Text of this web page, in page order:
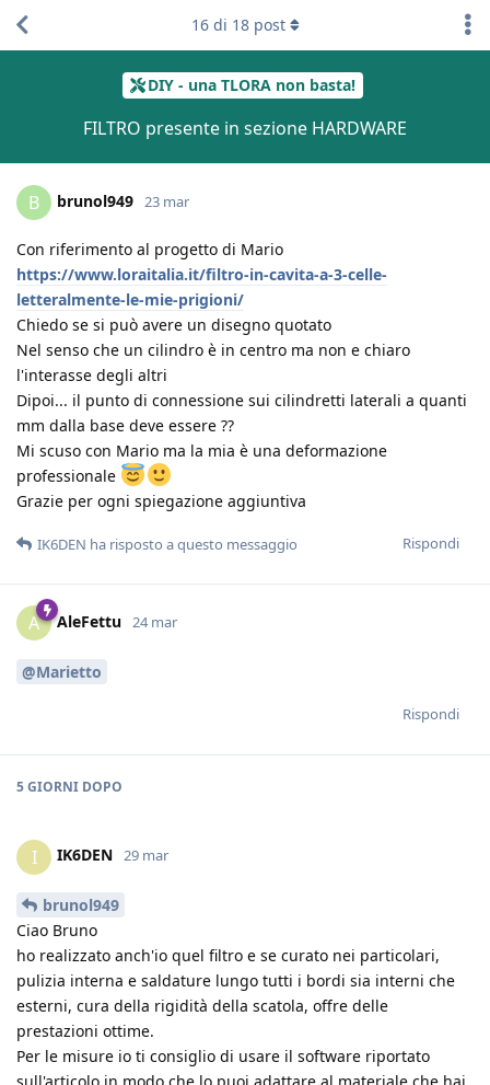
DIY - una TLORA non basta!
FILTRO presente in sezione HARDWARE
16di 18post
B brunol949 23 mar
Con riferimento al progetto di Mario
https://www.loraitalia.it/filtro-in-cavita-a-3-celle-
letteralmente-le-mie-prigioni/
Chiedo se si può avere un disegno quotato
Nel senso che un cilindro è in centro ma non e chiaro
l'interasse degli altri
Dipoi... il punto di connessione sui cilindretti laterali a quanti
mm dalla base deve essere ??
Mi scuso con Mario ma la mia è una deformazione
professionale
Grazie per ogni spiegazione aggiuntiva
Rispondi
IK6DEN ha risposto a questo messaggio
A AleFettu 24 mar
@Marietto
Rispondi
5 GIORNI DOPO
I IK6DEN 29 mar
brunol949
Ciao Bruno
ho realizzato anch'io quel filtro e se curato nei particolari,
pulizia interna e saldature lungo tutti i bordi sia interni che
esterni, cura della rigidità della scatola, offre delle
prestazioni ottime.
Per le misure io ti consiglio di usare il software riportato